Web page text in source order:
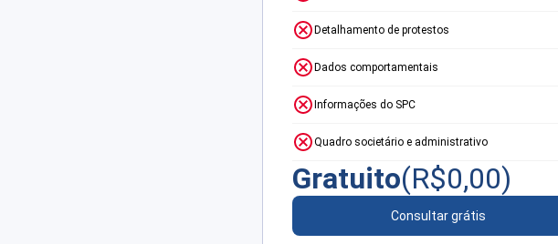
Detalhamento de protestos
Dados comportamentais
Informações do SPC
Quadro societário e administrativo
Gratuito(R$0,00)
Consultar grátis